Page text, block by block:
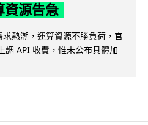
資源告急
熱潮，運算資源不勝負荷，官
調 API 收費，惟未公布具體加